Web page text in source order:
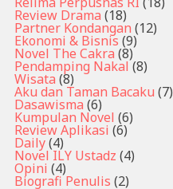
Review Drama (18)
Partner Kondangan (12)
Ekonomi & Bisnis (9)
Novel The Cakra (8)
Pendamping Nakal (8)
Wisata (8)
Aku dan Taman Bacaku (7)
Dasawisma (6)
Kumpulan Novel (6)
Review Aplikasi (6)
Daily(4)
Novel ILY Ustadz (4)
Opini (4)
Biografi Penulis (2)